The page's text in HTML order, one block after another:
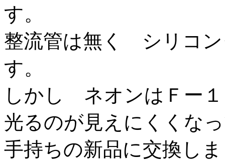
す。
整流管は無く シリコン
す。
しかし ネオンはＦー
光るのが見えにくくな
手持ちの新品に交換し